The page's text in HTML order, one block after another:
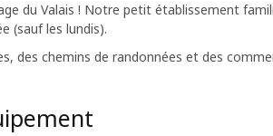
du Valais ! Notre petit établissement
(sauf les lundis).
des chemins de randonnées et des